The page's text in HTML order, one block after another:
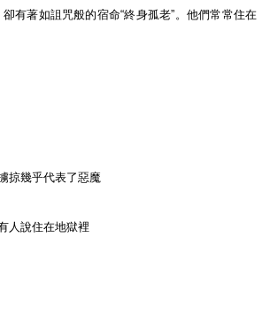
有著如詛咒般的宿命“終身孤老”。他們常常住在
掠幾乎代表了惡魔
人說住在地獄裡